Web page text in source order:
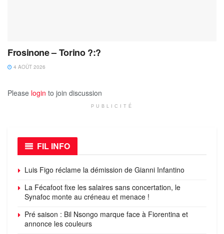
Frosinone – Torino ?:?
4 AOÛT 2026
Please login to join discussion
PUBLICITÉ
FIL INFO
Luis Figo réclame la démission de Gianni Infantino
La Fécafoot fixe les salaires sans concertation, le
Synafoc monte au créneau et menace !
Pré saison : Bil Nsongo marque face à Fiorentina et
annonce les couleurs